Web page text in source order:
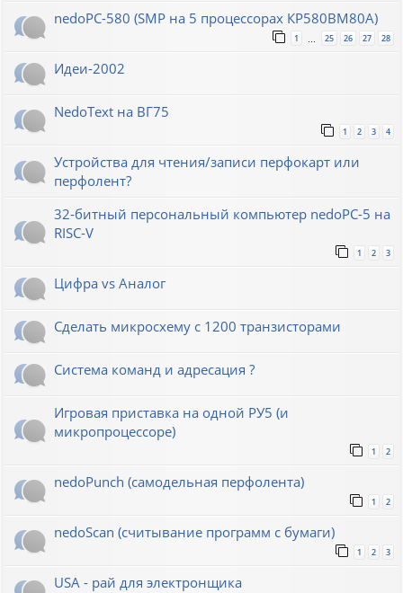
nedoPC-580 (SMP на 5 процессорах КР580ВМ80А)
1 25 26 27 28
Идеи-2002
NedoText на ВГ75
1 2 3 4
Устройства для чтения/записи перфокарт или
перфолент?
32-битный персональный компьютер nedoPC-5 на
RISC-V
1 2 3
Цифра vs Аналог
Сделать микросхему с 1200 транзисторами
Система команд и адресация ?
Игровая приставка на одной РУ5 (и
микропроцессоре)
1 2
nedoPunch (самодельная перфолента)
1 2
nedoScan (считывание программ с бумаги)
1 2 3
USA - рай для электронщика